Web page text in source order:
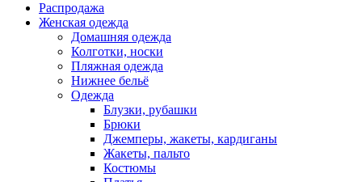
Распродажа
Женская одежда
Домашняя одежда
Колготки, носки
Пляжная одежда
Нижнее бельё
Одежда
Блузки, рубашки
Брюки
Джемперы, жакеты, кардиганы
Жакеты, пальто
Костюмы